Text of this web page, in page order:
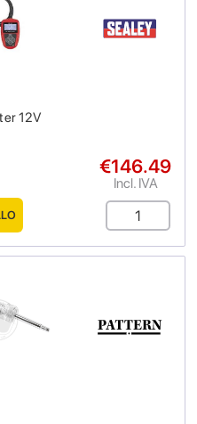
12V
€146.49
Incl. IVA